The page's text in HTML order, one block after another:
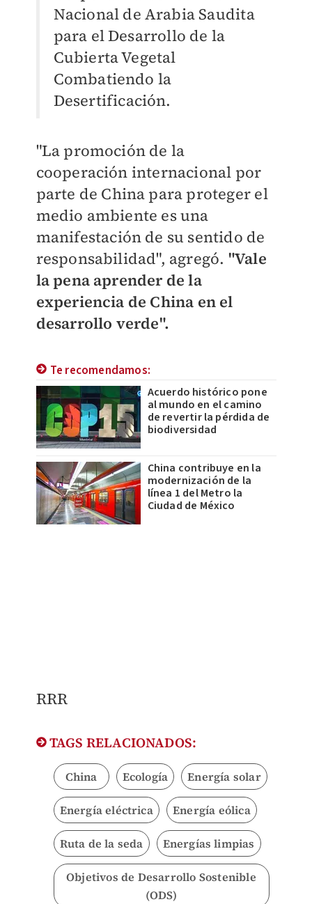
Nacional de Arabia Saudita
para el Desarrollo de la
Cubierta Vegetal
Combatiendo la
Desertificación.
"La promoción de la
cooperación internacional por
parte de China para proteger el
medio ambiente es una
manifestación de su sentido de
responsabilidad", agregó. "Vale
la pena aprender de la
experiencia de China en el
desarrollo verde".
Te recomendamos:
Acuerdo histórico pone
al mundo en el camino
de revertir la pérdida de
biodiversidad
China contribuye en la
modernización de la
línea 1 del Metro la
Ciudad de México
RRR
TAGS RELACIONADOS:
China Ecología Energía solar
Energía eléctrica Energía eólica
Ruta de la seda Energías limpias
Objetivos de Desarrollo Sostenible
(ODS)